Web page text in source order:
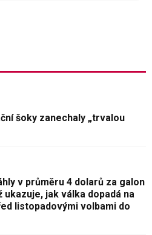
šoky zanechaly „trvalou
v průměru 4 dolarů za galon
jak válka dopadá na
listopadovými volbami do